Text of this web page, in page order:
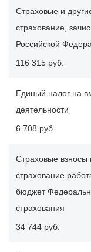
Страховые и
страхование,
Российской
116 315 руб.
Единый налог на
деятельности
6 708 руб.
Страховые взносы
страхование
бюджет
страхования
34 744 руб.